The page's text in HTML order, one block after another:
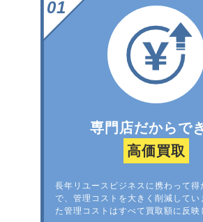
専門店だからで
高価買取
長年リユースビジネスに携わって得
で、管理コストを大きく削減してい
た管理コストはすべて買取額に反映